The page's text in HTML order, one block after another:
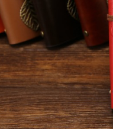
精装书籍画册定制